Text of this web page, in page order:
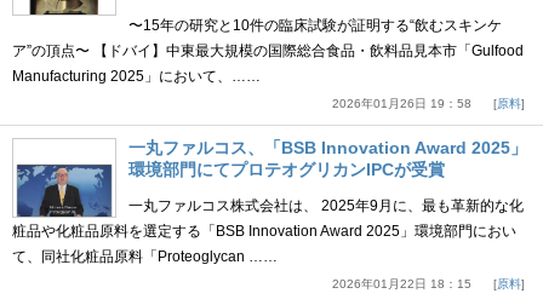
〜15年の研究と10件の臨床試験が証明する“飲むスキンケ
ア”の頂点〜 【ドバイ】中東最大規模の国際総合食品・飲料品見本市「Gulfood
Manufacturing 2025」において、……
2026年01月26日 19：58 原料
一丸ファルコス、「BSB Innovation Award 2025」
環境部門にてプロテオグリカンIPCが受賞
一丸ファルコス株式会社は、 2025年9月に、最も革新的な化
粧品や化粧品原料を選定する「BSB Innovation Award 2025」環境部門におい
て、同社化粧品原料「Proteoglycan ……
2026年01月22日 18：15 原料